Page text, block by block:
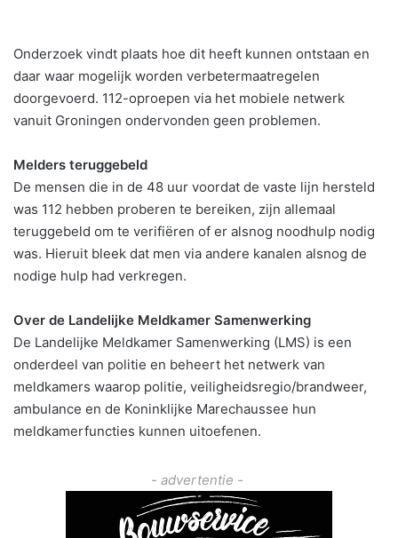
Onderzoek vindt plaats hoe dit heeft kunnen ontstaan en
daar waar mogelijk worden verbetermaatregelen
doorgevoerd. 112-oproepen via het mobiele netwerk
vanuit Groningen ondervonden geen problemen.
Melders teruggebeld
De mensen die in de 48 uur voordat de vaste lijn hersteld
was 112 hebben proberen te bereiken, zijn allemaal
teruggebeld om te verifiëren of er alsnog noodhulp nodig
was. Hieruit bleek dat men via andere kanalen alsnog de
nodige hulp had verkregen.
Over de Landelijke Meldkamer Samenwerking
De Landelijke Meldkamer Samenwerking (LMS) is een
onderdeel van politie en beheert het netwerk van
meldkamers waarop politie, veiligheidsregio/brandweer,
ambulance en de Koninklijke Marechaussee hun
meldkamerfuncties kunnen uitoefenen.
- advertentie -